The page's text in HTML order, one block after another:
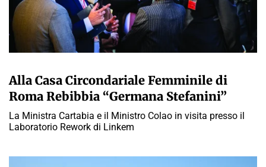
Alla Casa Circondariale Femminile di
Roma Rebibbia “Germana Stefanini”
La Ministra Cartabia e il Ministro Colao in visita presso il
Laboratorio Rework di Linkem